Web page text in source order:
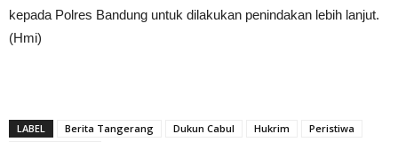
kepada Polres Bandung untuk dilakukan penindakan lebih lanjut.
(Hmi)
LABEL Berita Tangerang Dukun Cabul Hukrim
Peristiwa